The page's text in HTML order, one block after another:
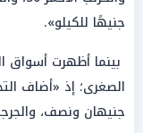
جنيهًا للكيلو».
بينما أظهرت أسواق
الصغرى؛ إذ «أضاف
جنيهان ونصف،